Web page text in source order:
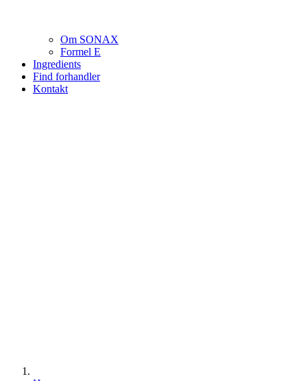
Om SONAX
Formel E
Ingredients
Find forhandler
Kontakt